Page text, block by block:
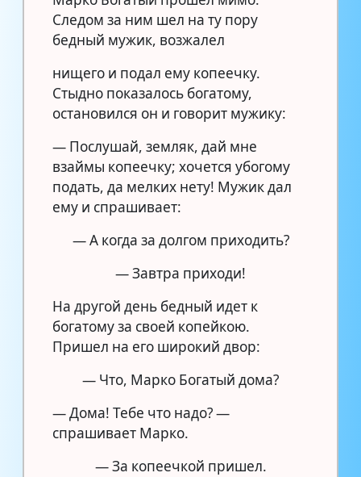
Следом за ним шел на ту пору
бедный мужик, возжалел
нищего и подал ему копеечку.
Стыдно показалось богатому,
остановился он и говорит мужику:
— Послушай, земляк, дай мне
взаймы копеечку; хочется убогому
подать, да мелких нету! Мужик дал
ему и спрашивает:
— А когда за долгом приходить?
— Завтра приходи!
На другой день бедный идет к
богатому за своей копейкою.
Пришел на его широкий двор:
— Что, Марко Богатый дома?
— Дома! Тебе что надо? —
спрашивает Марко.
— За копеечкой пришел.